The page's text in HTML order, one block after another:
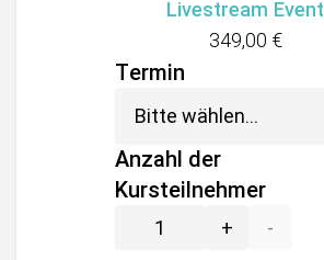
Livestream Event
349,00 €
Termin
Anzahl der
Kursteilnehmer
+ -